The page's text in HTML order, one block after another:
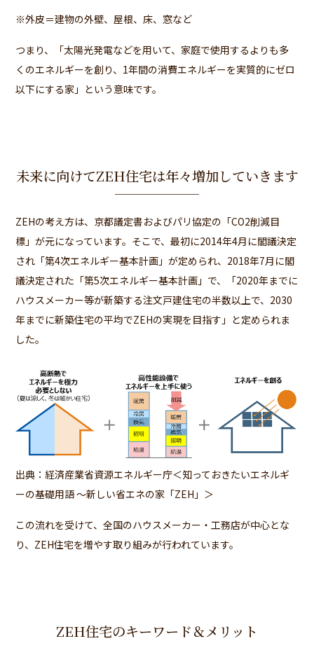
※外皮＝建物の外壁、屋根、床、窓など
つまり、「太陽光発電などを用いて、家庭で使用するよりも多
くのエネルギーを創り、1年間の消費エネルギーを実質的にゼロ
以下にする家」という意味です。
未来に向けてZEH住宅は年々増加していきます
ZEHの考え方は、京都議定書およびパリ協定の「CO2削減目
標」が元になっています。そこで、最初に2014年4月に閣議決定
され「第4次エネルギー基本計画」が定められ、2018年7月に閣
議決定された「第5次エネルギー基本計画」で、「2020年までに
ハウスメーカー等が新築する注文戸建住宅の半数以上で、2030
年までに新築住宅の平均でZEHの実現を目指す」と定められま
した。
出典：経済産業省資源エネルギー庁＜知っておきたいエネルギ
ーの基礎用語 ～新しい省エネの家「ZEH」＞
この流れを受けて、全国のハウスメーカー・工務店が中心とな
り、ZEH住宅を増やす取り組みが行われています。
ZEH住宅のキーワード＆メリット